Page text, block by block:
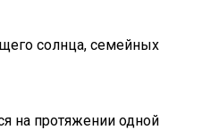
солнца, семейных
на протяжении одной